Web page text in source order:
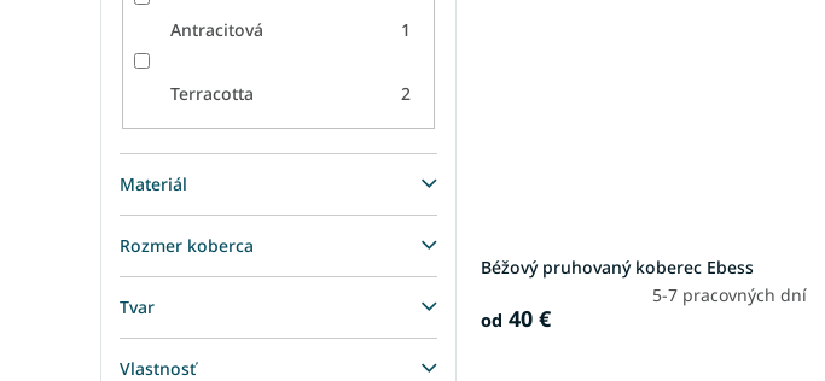
Antracitová 1
Terracotta 2
Materiál
Rozmer koberca
Tvar
Vlastnosť
Béžový pruhovaný koberec Ebess
5-7 pracovných dní
od 40 €